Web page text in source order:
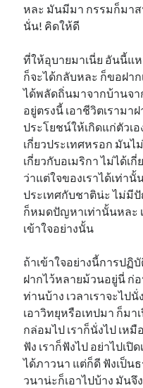
หละ มันมีมา กรรมก็มาส
นั่น! คิดให้ดี
ที่ให้อุบายมาเนี่ย อันนี้แ
ก็จะได้กลับหละ ก็ขอฝา
ได้พลัดถิ่นมาจากบ้านจ
อยู่ตรงนี้ เอาชีวิตเรามา
ประโยชน์ให้เกิดแก่ตัวเ
เกี่ยวประเทศหรอก มันไ
เกี่ยวกับอเมริกา ไม่ได้เ
ว่าแต่ใจของเราได้เท่
ประเทศกับชาติน่ะ ไม่มี
ก็หมดปัญหาเท่านั้นหละ
เข้าใจอย่างนั้น
ถ้าเข้าใจอย่างนี้การปฏิ
ฝากไว้หลายม้วนอยู่นี่ ก่
ท่านบ้าง เวลาเราจะไป
เอาวิทยุหรือเทปมา ก็มา
กล่อมไป เราก็นั่งไป เห
ฟัง เราก็ฟังไป อย่าไปเ
ได้ภาวนา แต่ก็ดี ฟังเป็น
วนาน่ะก็เอาไปบ้าง มัน